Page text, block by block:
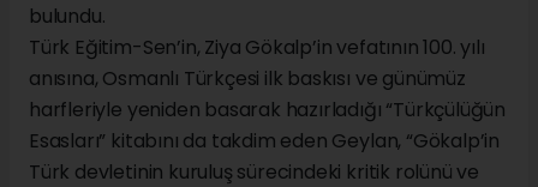
bulundu.
Türk Eğitim-Sen’in, Ziya Gökalp’in vefatının 100. yılı
anısına, Osmanlı Türkçesi ilk baskısı ve günümüz
harfleriyle yeniden basarak hazırladığı “Türkçülüğün
Esasları” kitabını da takdim eden Geylan, “Gökalp’in
Türk devletinin kuruluş sürecindeki kritik rolünü ve